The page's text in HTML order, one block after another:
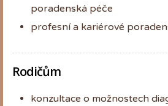
poradenská péče
profesní a kariérové
Rodičům
konzultace o možnostech